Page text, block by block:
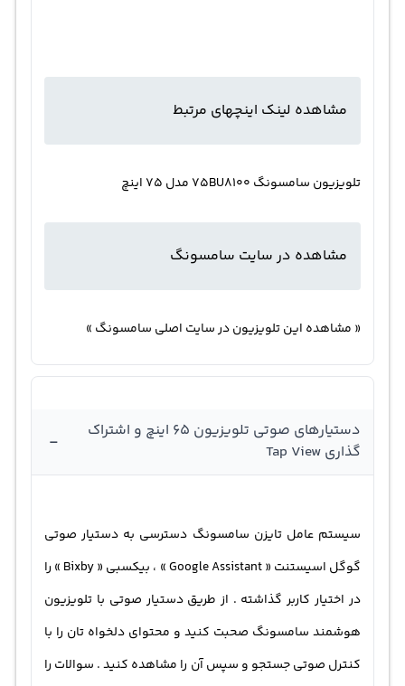
مشاهده لینک اینچهای مرتبط
تلویزیون سامسونگ 75BU8100 مدل 75 اینچ
مشاهده در سایت سامسونگ
« مشاهده این تلویزیون در سایت اصلی سامسونگ »
دستیارهای صوتی تلویزیون 65 اینچ و اشتراک
گذاری Tap View
-
سیستم عامل تایزن سامسونگ دسترسی به دستیار صوتی
گوگل اسیستنت « Google Assistant » ، بیکسبی « Bixby » را
در اختیار کاربر گذاشته . از طریق دستیار صوتی با تلویزیون
هوشمند سامسونگ صحبت کنید و محتوای دلخواه تان را با
کنترل صوتی جستجو و سپس آن را مشاهده کنید . سوالات را